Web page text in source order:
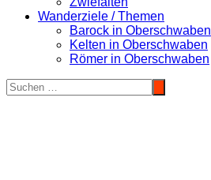
Wanderziele / Themen
Barock in Oberschwaben
Kelten in Oberschwaben
Römer in Oberschwaben